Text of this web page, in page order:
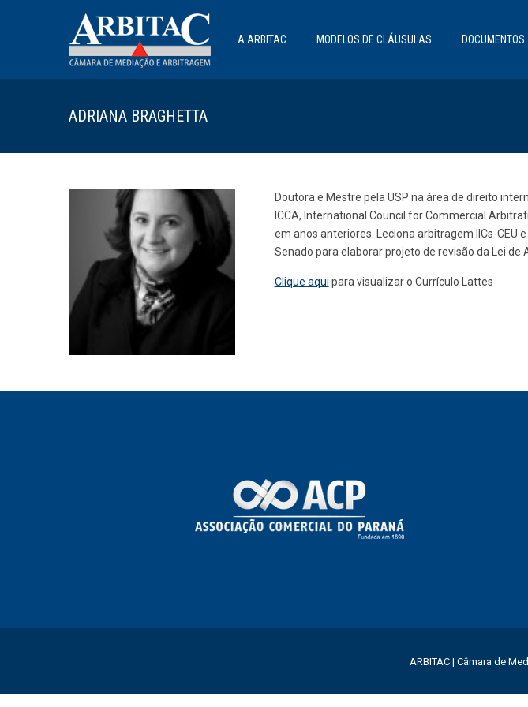
A ARBITAC MODELOS DE CLÁUSULAS DOCUMENTOS
ADRIANA BRAGHETTA
Doutora e Mestre pela USP na área de direito
ICCA, International Council for Commercial
em anos anteriores. Leciona arbitragem IICs-
Senado para elaborar projeto de revisão da Lei de
Clique aqui para visualizar o Currículo Lattes
ARBITAC | Câmara de